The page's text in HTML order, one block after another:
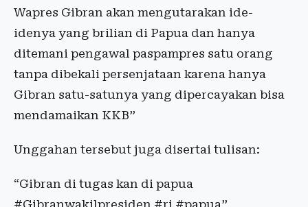
Wapres Gibran akan mengutarakan ide-
idenya yang brilian di Papua dan hanya
ditemani pengawal paspampres satu orang
tanpa dibekali persenjataan karena hanya
Gibran satu-satunya yang dipercayakan bisa
mendamaikan KKB”
Unggahan tersebut juga disertai tulisan:
“Gibran di tugas kan di papua